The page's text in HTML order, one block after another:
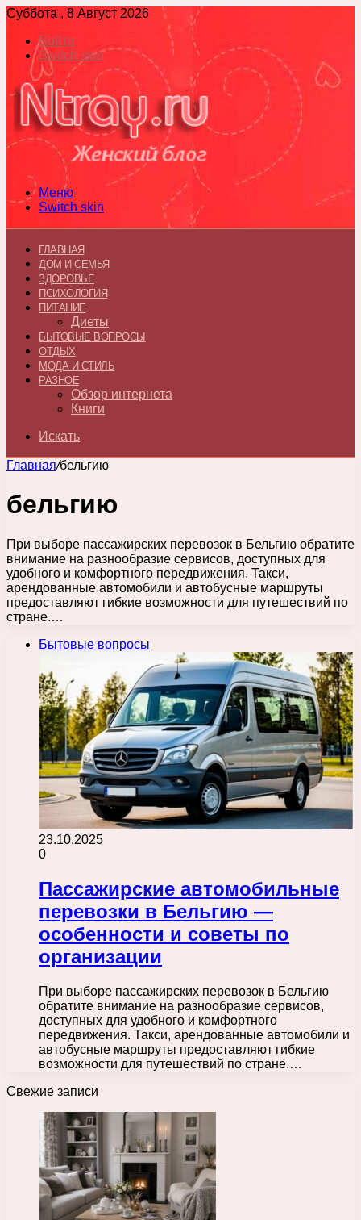
Суббота , 8 Август 2026
Войти
Switch skin
Меню
Switch skin
ГЛАВНАЯ
ДОМ И СЕМЬЯ
ЗДОРОВЬЕ
ПСИХОЛОГИЯ
ПИТАНИЕ
Диеты
БЫТОВЫЕ ВОПРОСЫ
ОТДЫХ
МОДА И СТИЛЬ
РАЗНОЕ
Обзор интернета
Книги
Искать
Главная/бельгию
бельгию
При выборе пассажирских перевозок в Бельгию обратите
внимание на разнообразие сервисов, доступных для
удобного и комфортного передвижения. Такси,
арендованные автомобили и автобусные маршруты
предоставляют гибкие возможности для путешествий по
стране.…
Бытовые вопросы
23.10.2025
0
Пассажирские автомобильные
перевозки в Бельгию —
особенности и советы по
организации
При выборе пассажирских перевозок в Бельгию
обратите внимание на разнообразие сервисов,
доступных для удобного и комфортного
передвижения. Такси, арендованные автомобили и
автобусные маршруты предоставляют гибкие
возможности для путешествий по стране.…
Свежие записи